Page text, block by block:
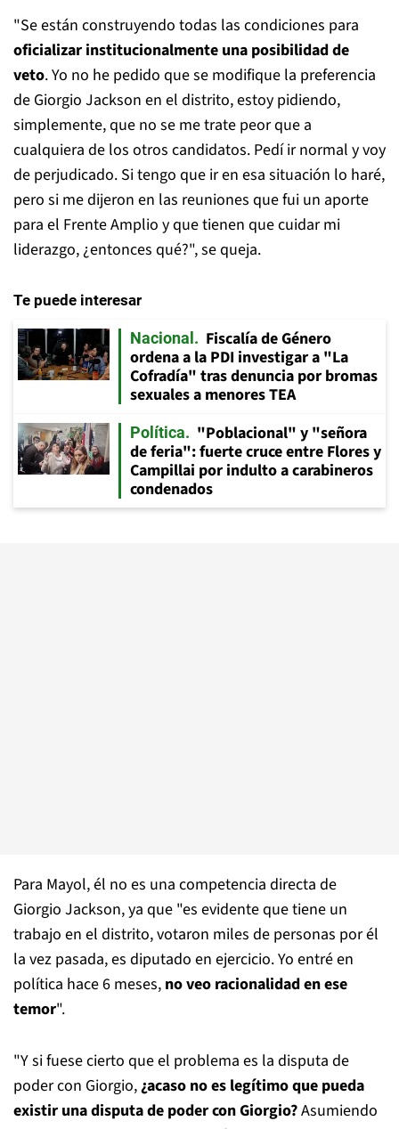
"Se están construyendo todas las condiciones para
oficializar institucionalmente una posibilidad de
veto. Yo no he pedido que se modifique la preferencia
de Giorgio Jackson en el distrito, estoy pidiendo,
simplemente, que no se me trate peor que a
cualquiera de los otros candidatos. Pedí ir normal y voy
de perjudicado. Si tengo que ir en esa situación lo haré,
pero si me dijeron en las reuniones que fui un aporte
para el Frente Amplio y que tienen que cuidar mi
liderazgo, ¿entonces qué?", se queja.
Te puede interesar
Nacional
Fiscalía de Género
ordena a la PDI investigar a "La
Cofradía" tras denuncia por bromas
sexuales a menores TEA
Política
"Poblacional" y "señora
de feria": fuerte cruce entre Flores y
Campillai por indulto a carabineros
condenados
Para Mayol, él no es una competencia directa de
Giorgio Jackson, ya que "es evidente que tiene un
trabajo en el distrito, votaron miles de personas por él
la vez pasada, es diputado en ejercicio. Yo entré en
política hace 6 meses, no veo racionalidad en ese
temor".
"Y si fuese cierto que el problema es la disputa de
poder con Giorgio,¿acaso no es legítimo que pueda
existir una disputa de poder con Giorgio?Asumiendo